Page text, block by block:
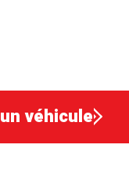
véhicule